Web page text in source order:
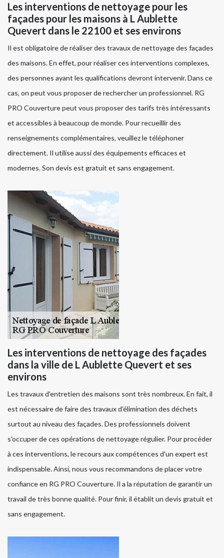
Les interventions de nettoyage pour les
façades pour les maisons à L Aublette
Quevert dans le 22100 et ses environs
Il est obligatoire de réaliser des travaux de nettoyage des façades
des maisons. En effet, pour réaliser ces interventions complexes,
des personnes ayant les qualifications devront intervenir. Dans ce
cas, on peut vous proposer de rechercher un professionnel. RG
PRO Couverture peut vous proposer des tarifs très intéressants
et accessibles à beaucoup de monde. Pour recueillir des
renseignements complémentaires, veuillez le téléphoner
directement. Il utilise aussi des équipements efficaces et
modernes. Son devis est gratuit et sans engagement.
Les interventions de nettoyage des façades
dans la ville de L Aublette Quevert et ses
environs
Les travaux d'entretien des maisons sont très nombreux. En fait, il
est nécessaire de faire des travaux d'élimination des déchets
surtout au niveau des façades. Des professionnels doivent
s'occuper de ces opérations de nettoyage régulier. Pour procéder
à ces interventions, le recours aux compétences d'un expert est
indispensable. Ainsi, nous vous recommandons de placer votre
confiance en RG PRO Couverture. Il a la réputation de garantir un
travail de très bonne qualité. Pour finir, il établit un devis gratuit et
sans engagement.